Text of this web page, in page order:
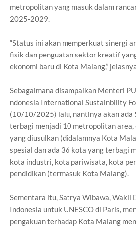
metropolitan yang masuk dalam
2025-2029.
“Status ini akan memperkuat sinergi
fisik dan penguatan sektor kreatif
ekonomi baru di Kota Malang,”
Sebagaimana disampaikan Menteri
ndonesia International Sustainbility
(10/10/2025) lalu, nantinya akan ada
terbagi menjadi 10 metropolitan
yang diusulkan (didalamnya Kota
spesial dan ada 36 kota yang terbagi
kota industri, kota pariwisata, kota
pendidikan (termasuk Kota Malang).
Sementara itu, Satrya Wibawa, Wakil
Indonesia untuk UNESCO di Paris,
pengakuan terhadap Kota Malang